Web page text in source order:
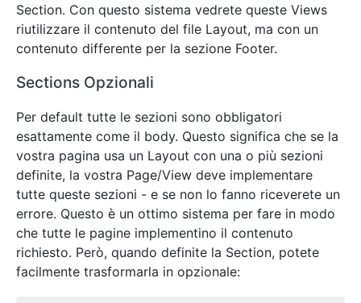
Section. Con questo sistema vedrete queste Views
riutilizzare il contenuto del file Layout, ma con un
contenuto differente per la sezione Footer.
Sections Opzionali
Per default tutte le sezioni sono obbligatori
esattamente come il body. Questo significa che se la
vostra pagina usa un Layout con una o più sezioni
definite, la vostra Page/View deve implementare
tutte queste sezioni - e se non lo fanno riceverete un
errore. Questo è un ottimo sistema per fare in modo
che tutte le pagine implementino il contenuto
richiesto. Però, quando definite la Section, potete
facilmente trasformarla in opzionale: